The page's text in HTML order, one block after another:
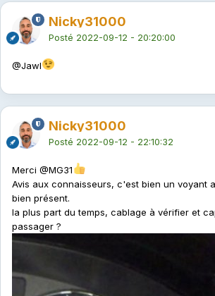
Nicky31000
Posté 2022-09-12 - 20:20:00
@Jawl
Nicky31000
Posté 2022-09-12 - 22:10:32
Merci @MG31
Avis aux connaisseurs, c'est bien un voyant
bien présent.
la plus part du temps, cablage à vérifier et
passager ?